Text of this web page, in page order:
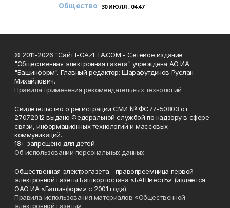
Общество 30 ИЮЛЯ , 04:47
© 2011-2026 "Сайт I-GAZETA.COM - Сетевое издание
"Общественная электронная газета" учреждена АО ИА
"Башинформ". Главный редактор: Шарафутдинов Руслан
Михайлович.
Правила применения рекомендательных технологий
Свидетельство о регистрации СМИ № ФС77-50803 от
27.07.2012 выдано Федеральной службой по надзору в сфере
связи, информационных технологий и массовых
коммуникаций.
18+ запрещено для детей.
Об использовании персональных данных
Общественная электрогазета - правопреемница первой
электронной газеты Башкортостана «БАШвестЪ» (издается
ОАО ИА «Башинформ» с 2001 года).
Правила использования материалов «Общественной
электронной газеты»